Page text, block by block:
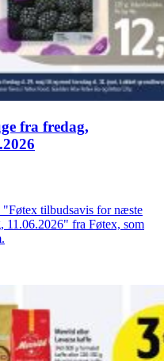
fra fredag,
"Føtex tilbudsavis for næste
11.06.2026" fra Føtex, som